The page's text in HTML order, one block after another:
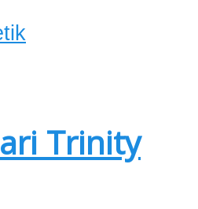
Trinity